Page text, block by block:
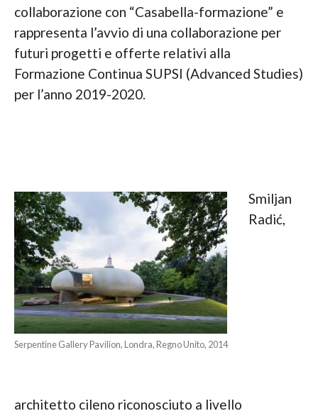
collaborazione con “Casabella-formazione” e
rappresenta l’avvio di una collaborazione per
futuri progetti e offerte relativi alla
Formazione Continua SUPSI (Advanced Studies)
per l’anno 2019-2020.
Serpentine Gallery Pavilion, Londra, Regno Unito, 2014
Smiljan
Radić,
architetto cileno riconosciuto a livello